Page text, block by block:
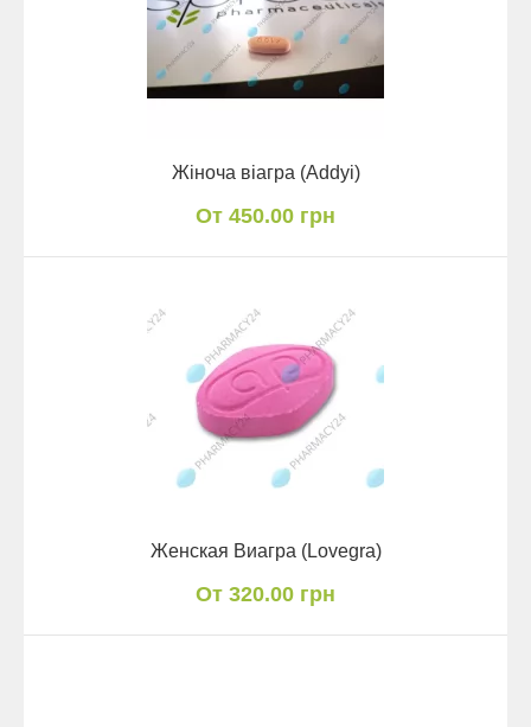
Жіноча віагра (Addyi)
От 450.00 грн
Женская Виагра (Lovegra)
От 320.00 грн